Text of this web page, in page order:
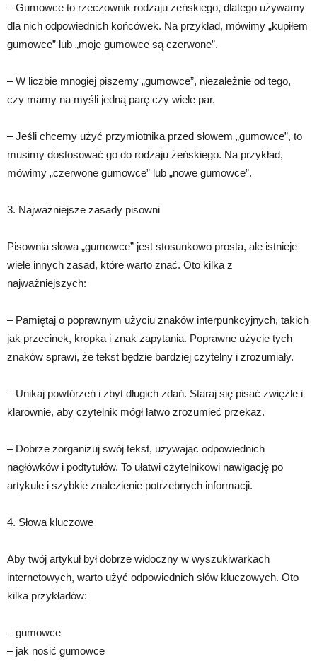
– Gumowce to rzeczownik rodzaju żeńskiego, dlatego używamy
dla nich odpowiednich końcówek. Na przykład, mówimy „kupiłem
gumowce” lub „moje gumowce są czerwone”.
– W liczbie mnogiej piszemy „gumowce”, niezależnie od tego,
czy mamy na myśli jedną parę czy wiele par.
– Jeśli chcemy użyć przymiotnika przed słowem „gumowce”, to
musimy dostosować go do rodzaju żeńskiego. Na przykład,
mówimy „czerwone gumowce” lub „nowe gumowce”.
3. Najważniejsze zasady pisowni
Pisownia słowa „gumowce” jest stosunkowo prosta, ale istnieje
wiele innych zasad, które warto znać. Oto kilka z
najważniejszych:
– Pamiętaj o poprawnym użyciu znaków interpunkcyjnych, takich
jak przecinek, kropka i znak zapytania. Poprawne użycie tych
znaków sprawi, że tekst będzie bardziej czytelny i zrozumiały.
– Unikaj powtórzeń i zbyt długich zdań. Staraj się pisać zwięźle i
klarownie, aby czytelnik mógł łatwo zrozumieć przekaz.
– Dobrze zorganizuj swój tekst, używając odpowiednich
nagłówków i podtytułów. To ułatwi czytelnikowi nawigację po
artykule i szybkie znalezienie potrzebnych informacji.
4. Słowa kluczowe
Aby twój artykuł był dobrze widoczny w wyszukiwarkach
internetowych, warto użyć odpowiednich słów kluczowych. Oto
kilka przykładów:
– gumowce
– jak nosić gumowce